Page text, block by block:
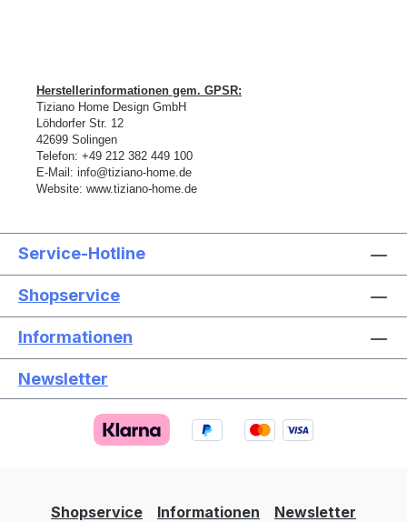
Herstellerinformationen gem. GPSR:
Tiziano Home Design GmbH
öhdorfer Str. 12
42699 Solingen
Telefon: +49 212 382 449 100
E-Mail: info@tiziano-home.de
Website: www.tiziano-home.de
Service-Hotline
Shopservice
Informationen
Newsletter
Shopservice Informationen Newsletter
Text vergrößern
Farben invertieren Monochrom